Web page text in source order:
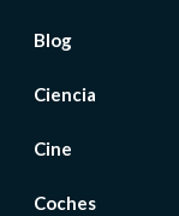
Blog
Ciencia
Cine
Coches